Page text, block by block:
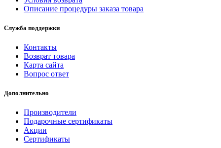
Описание процедуры заказа товара
Служба поддержки
Контакты
Возврат товара
Карта сайта
Вопрос ответ
Дополнительно
Производители
Подарочные сертификаты
Акции
Сертификаты